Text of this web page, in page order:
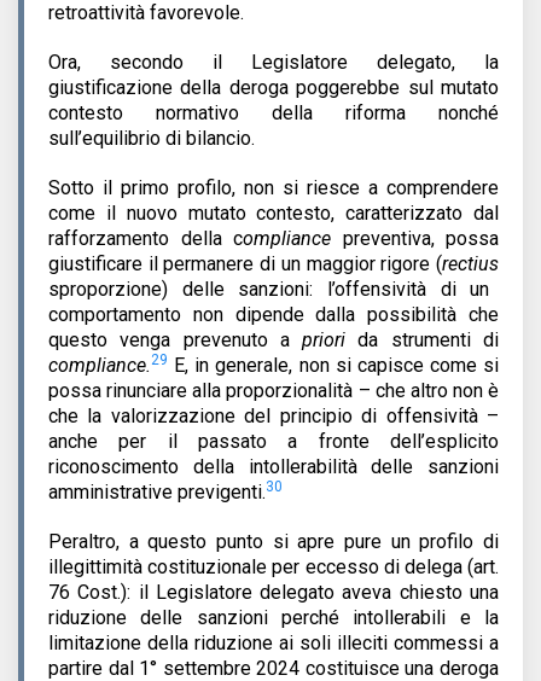
retroattività favorevole.
Ora, secondo il Legislatore delegato, la
giustificazione della deroga poggerebbe sul mutato
contesto normativo della riforma nonché
sull’equilibrio di bilancio.
Sotto il primo profilo, non si riesce a comprendere
come il nuovo mutato contesto, caratterizzato dal
rafforzamento della compliance preventiva, possa
giustificare il permanere di un maggior rigore (rectius
sproporzione) delle sanzioni: l’offensività di un
comportamento non dipende dalla possibilità che
questo venga prevenuto apriorida strumenti di
compliance.29 E, in generale, non si capisce come si
possa rinunciare alla proporzionalità – che altro non è
che la valorizzazione del principio di offensività –
anche per il passato a fronte dell’esplicito
riconoscimento della intollerabilità delle sanzioni
amministrative previgenti.30
Peraltro, a questo punto si apre pure un profilo di
illegittimità costituzionale per eccesso di delega (art.
76 Cost.): il Legislatore delegato aveva chiesto una
riduzione delle sanzioni perché intollerabili e la
limitazione della riduzione ai soli illeciti commessi a
partire dal 1° settembre 2024 costituisce una deroga